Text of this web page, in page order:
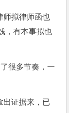
师拟律师函也
，有本事拟也
很多节奏，一